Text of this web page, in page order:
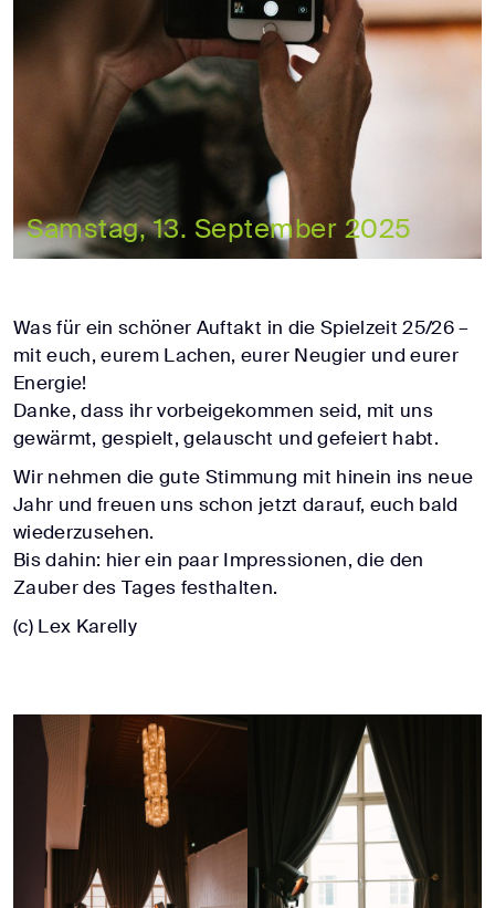
Samstag, 13. September 2025
Was für ein schöner Auftakt in die Spielzeit 25/26 –
mit euch, eurem Lachen, eurer Neugier und eurer
Energie!
Danke, dass ihr vorbeigekommen seid, mit uns
gewärmt, gespielt, gelauscht und gefeiert habt.
Wir nehmen die gute Stimmung mit hinein ins neue
Jahr und freuen uns schon jetzt darauf, euch bald
wiederzusehen.
Bis dahin: hier ein paar Impressionen, die den
Zauber des Tages festhalten.
(c) Lex Karelly